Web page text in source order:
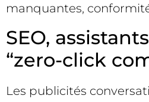
manquantes,
SEO,
“zero-click
Les publicités